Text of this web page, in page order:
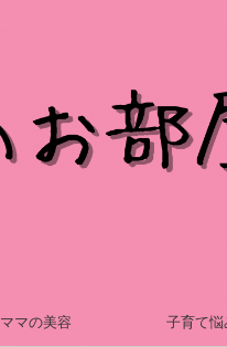
ママの美容 子育て悩